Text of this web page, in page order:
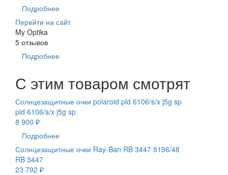
Подробнее
Перейти на сайт
My Optika
5 отзывов
Подробнее
С этим товаром смотрят
Солнцезащитные очки polaroid pld 6106/s/x j5g sp
pld 6106/s/x j5g sp
8 900 ₽
Подробнее
Солнцезащитные очки Ray-Ban RB 3447 9196/48
RB 3447
23 792 ₽